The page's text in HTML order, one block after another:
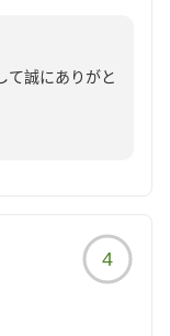
て誠にありがと
うございます。
4